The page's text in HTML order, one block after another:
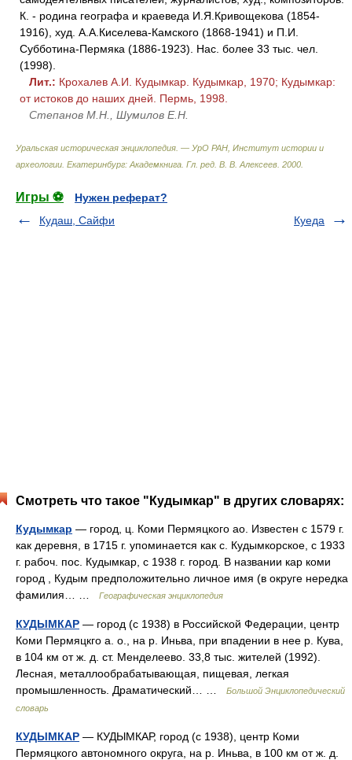
К. - родина географа и краеведа И.Я.Кривощекова (1854-
1916), худ. А.А.Киселева-Камского (1868-1941) и П.И.
Субботина-Пермяка (1886-1923). Нас. более 33 тыс. чел.
(1998).
Лит.: Крохалев А.И. Кудымкар. Кудымкар, 1970; Кудымкар:
от истоков до наших дней. Пермь, 1998.
Степанов М.Н., Шумилов Е.Н.
Уральская историческая энциклопедия. — УрО РАН, Институт истории и
археологии. Екатеринбург: Академкнига Гл. ред. В. В. Алексеев 2000
Игры ⚽
Нужен реферат?
Кудаш, Сайфи
Куеда
Смотреть что такое "Кудымкар" в других словарях:
Кудымкар — город, ц. Коми Пермяцкого ао. Известен с 1579 г.
как деревня, в 1715 г. упоминается как с. Кудымкорское, с 1933
г. рабоч. пос. Кудымкар, с 1938 г. город. В названии кар коми
город , Кудым предположительно личное имя (в округе нередка
фамилия… …
Географическая энциклопедия
КУДЫМКАР — город (с 1938) в Российской Федерации, центр
Коми Пермяцкго а. о., на р. Иньва, при впадении в нее р. Кува,
в 104 км от ж. д. ст. Менделеево. 33,8 тыс. жителей (1992).
Лесная, металлообрабатывающая, пищевая, легкая
промышленность. Драматический… …
Большой Энциклопедический
словарь
КУДЫМКАР — КУДЫМКАР, город (с 1938), центр Коми
Пермяцкого автономного округа, на р. Иньва, в 100 км от ж. д.